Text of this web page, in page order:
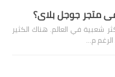
شعبية في العالم. هناك الكثير
م…